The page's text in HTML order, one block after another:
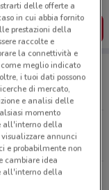
i negozi Arborea
delle offerte a
in cui abbia fornito
prestazioni della
raccolte e
la connettività e
meglio indicato
i tuoi dati possono
di mercato,
e analisi delle
momento
all'interno della
annunci
e probabilmente non
cambiare idea
all'interno della